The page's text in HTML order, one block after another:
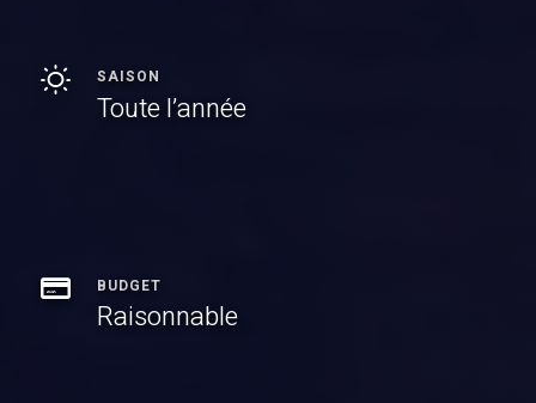
SAISON
Toute l’année
BUDGET
Raisonnable